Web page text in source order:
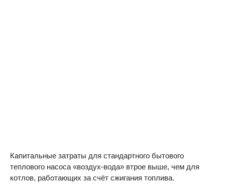
Капитальные затраты для стандартного бытового
теплового насоса «воздух-вода» втрое выше, чем для
котлов, работающих за счёт сжигания топлива.